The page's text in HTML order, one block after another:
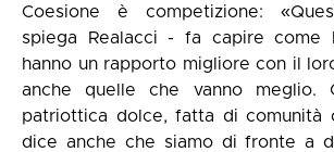
Coesione è competizione:
spiega Realacci - fa capire come
hanno un rapporto migliore con il
anche quelle che vanno meglio.
patriottica dolce, fatta di comunità
dice anche che siamo di fronte a